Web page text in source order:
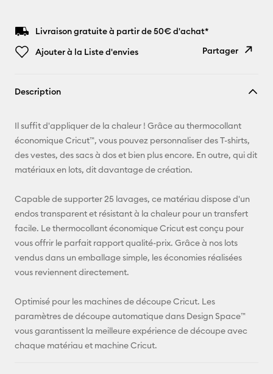
Livraison gratuite à partir de 50€ d'achat*
Ajouter à la Liste d'envies
Partager
Pinterest
Description
Il suffit d'appliquer de la chaleur ! Grâce au thermocollant
économique Cricut™, vous pouvez personnaliser des T-shirts,
des vestes, des sacs à dos et bien plus encore. En outre, qui dit
matériaux en lots, dit davantage de création.
Capable de supporter 25 lavages, ce matériau dispose d'un
endos transparent et résistant à la chaleur pour un transfert
facile. Le thermocollant économique Cricut est conçu pour
vous offrir le parfait rapport qualité-prix. Grâce à nos lots
vendus dans un emballage simple, les économies réalisées
vous reviennent directement.
Optimisé pour les machines de découpe Cricut. Les
paramètres de découpe automatique dans Design Space™
vous garantissent la meilleure expérience de découpe avec
chaque matériau et machine Cricut.